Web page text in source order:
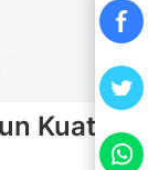
Kuat,